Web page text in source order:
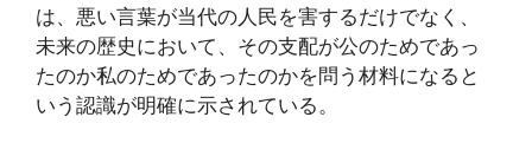
は、悪い言葉が当代の人民を害するだけでなく、
未来の歴史において、その支配が公のためであっ
たのか私のためであったのかを問う材料になると
いう認識が明確に示されている。